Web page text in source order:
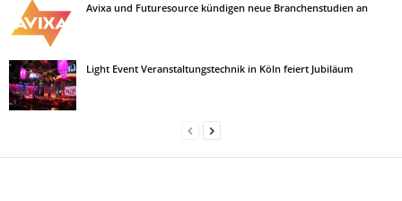
Avixa und Futuresource kündigen neue Branchenstudien an
Light Event Veranstaltungstechnik in Köln feiert Jubiläum